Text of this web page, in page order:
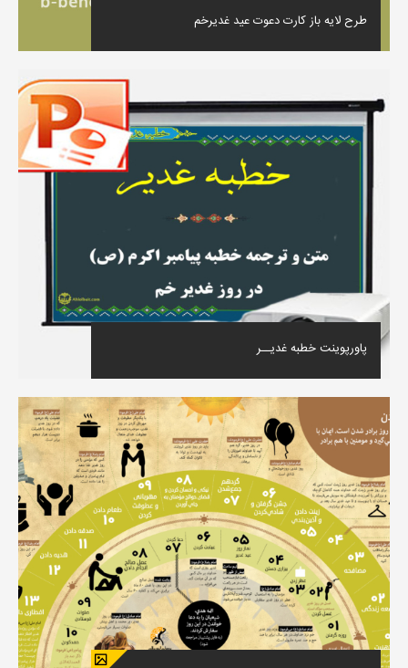
طرح لایه باز کارت دعوت عید غدیرخم
پاورپوینت خطبه غدیــر